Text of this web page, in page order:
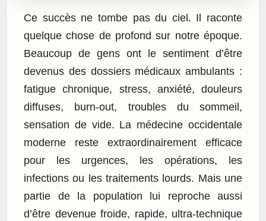
Ce succès ne tombe pas du ciel. Il raconte
quelque chose de profond sur notre époque.
Beaucoup de gens ont le sentiment d’être
devenus des dossiers médicaux ambulants :
fatigue chronique, stress, anxiété, douleurs
diffuses, burn-out, troubles du sommeil,
sensation de vide. La médecine occidentale
moderne reste extraordinairement efficace
pour les urgences, les opérations, les
infections ou les traitements lourds. Mais une
partie de la population lui reproche aussi
d’être devenue froide, rapide, ultra-technique